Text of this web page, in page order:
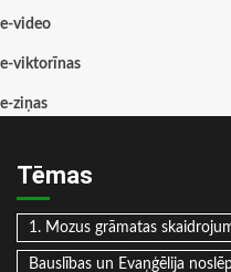
e-video
e-viktorīnas
e-ziņas
Tēmas
1. Mozus grāmatas
Bauslības un Evaņģēlija